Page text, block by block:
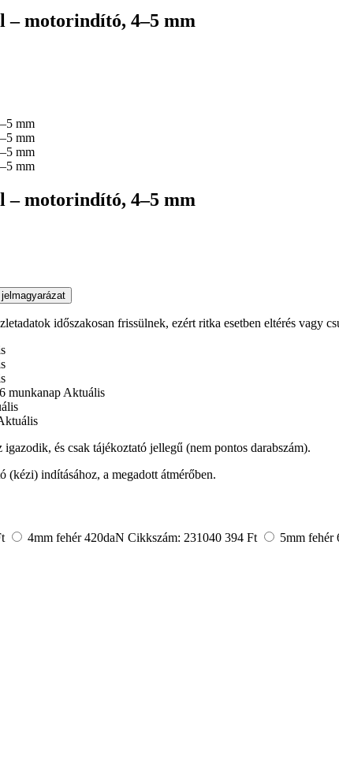
– motorindító, 4–5 mm
motorindító, 4–5 mm
időszakosan frissülnek, ezért ritka esetben eltérés vagy
munkanap Aktuális
és csak tájékoztató jellegű (nem pontos darabszám).
indításához, a megadott átmérőben.
4mm fehér 420daN Cikkszám: 231040 394 Ft 5mm fehér